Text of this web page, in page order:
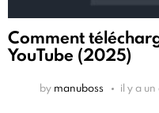
Comment
YouTube (2025)
by manuboss il y a un